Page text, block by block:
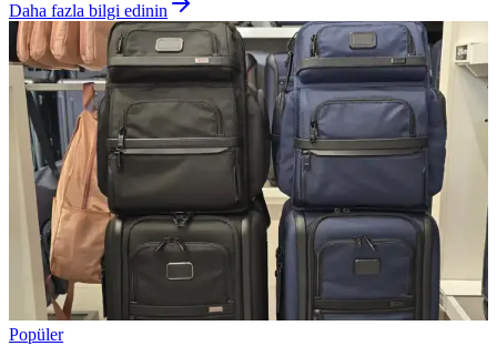
Daha fazla bilgi edinin
Popüler